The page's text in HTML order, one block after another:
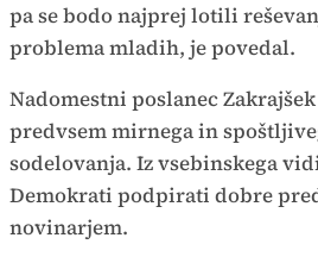
pa se bodo najprej lotili
problema mladih, je povedal.
Nadomestni poslanec
predvsem mirnega in
sodelovanja. Iz vsebinskega
Demokrati podpirati dobre
novinarjem.